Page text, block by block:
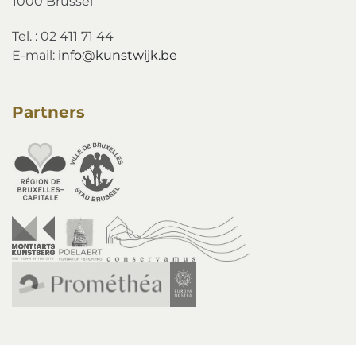
Tel. : 02 411 71 44
E-mail: info@kunstwijk.be
Partners